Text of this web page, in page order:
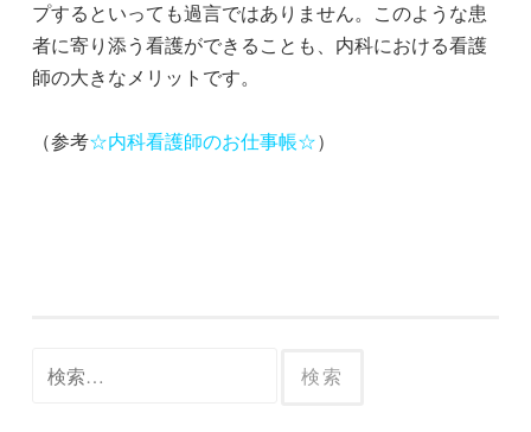
プするといっても過言ではありません。このような患
者に寄り添う看護ができることも、内科における看護
師の大きなメリットです。
（参考☆内科看護師のお仕事帳☆）